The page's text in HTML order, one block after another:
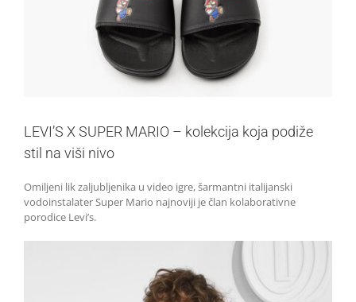
LEVI’S X SUPER MARIO – kolekcija koja podiže
stil na viši nivo
Omiljeni lik zaljubljenika u video igre, šarmantni italijanski
vodoinstalater Super Mario najnoviji je član kolaborativne
porodice Levi’s.